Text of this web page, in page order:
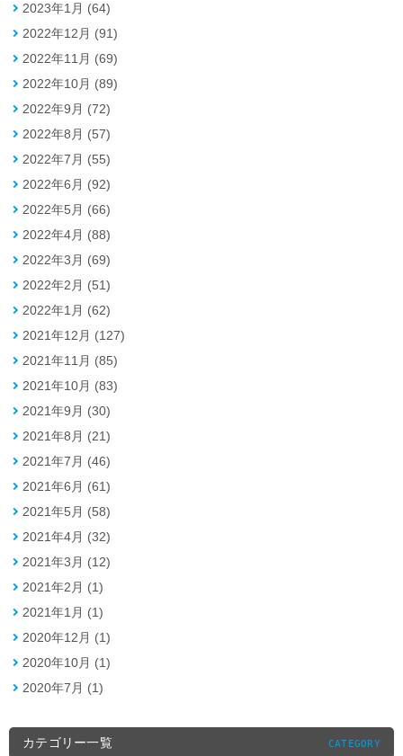
2023年1月 (64)
2022年12月 (91)
2022年11月 (69)
2022年10月 (89)
2022年9月 (72)
2022年8月 (57)
2022年7月 (55)
2022年6月 (92)
2022年5月 (66)
2022年4月 (88)
2022年3月 (69)
2022年2月 (51)
2022年1月 (62)
2021年12月 (127)
2021年11月 (85)
2021年10月 (83)
2021年9月 (30)
2021年8月 (21)
2021年7月 (46)
2021年6月 (61)
2021年5月 (58)
2021年4月 (32)
2021年3月 (12)
2021年2月 (1)
2021年1月 (1)
2020年12月 (1)
2020年10月 (1)
2020年7月 (1)
カテゴリー一覧 CATEGORY